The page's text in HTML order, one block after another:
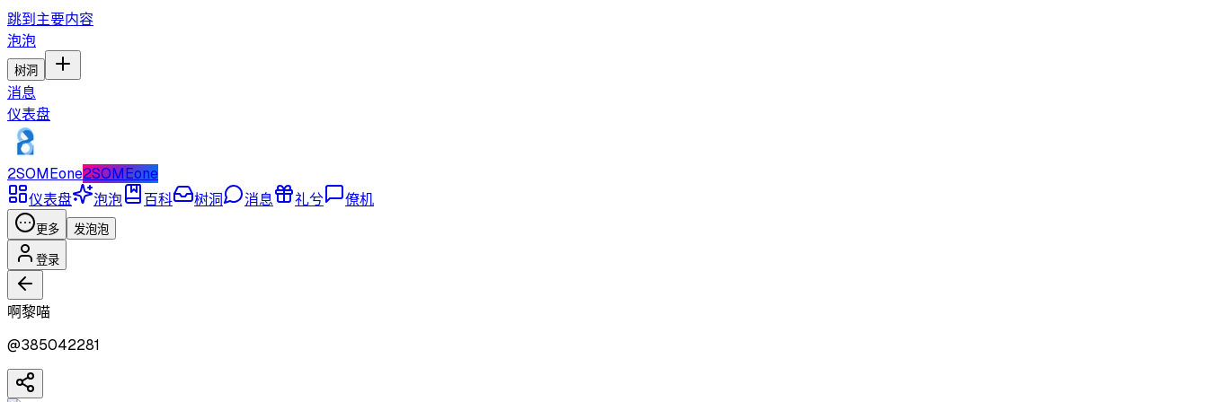
跳到主要内容
泡泡
树洞
消息
仪表盘
2SOMEone2SOMEone
仪表盘
泡泡 百科 树洞 消息 礼兮 僚机
更多 发泡泡
登录
啊黎喵
@385042281